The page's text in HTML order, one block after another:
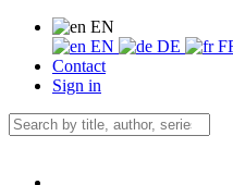
EN
EN
DE
Contact
Sign in